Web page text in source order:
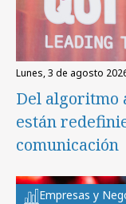
lunes, 3 de agosto
Del algoritmo
están
comunicación
Empresas y